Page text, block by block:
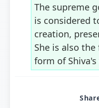
The supreme
is considered
creation,
She is also
form of